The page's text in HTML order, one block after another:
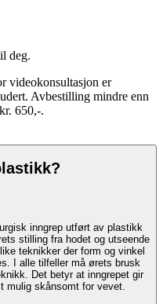
deg.
videokonsultasjon er
Avbestilling mindre enn
650,-.
inngrep utført av plastikk
stilling fra hodet og utseende
teknikker der form og vinkel
I alle tilfeller må ørets brusk
Det betyr at inngrepet gir
mulig skånsomt for vevet.